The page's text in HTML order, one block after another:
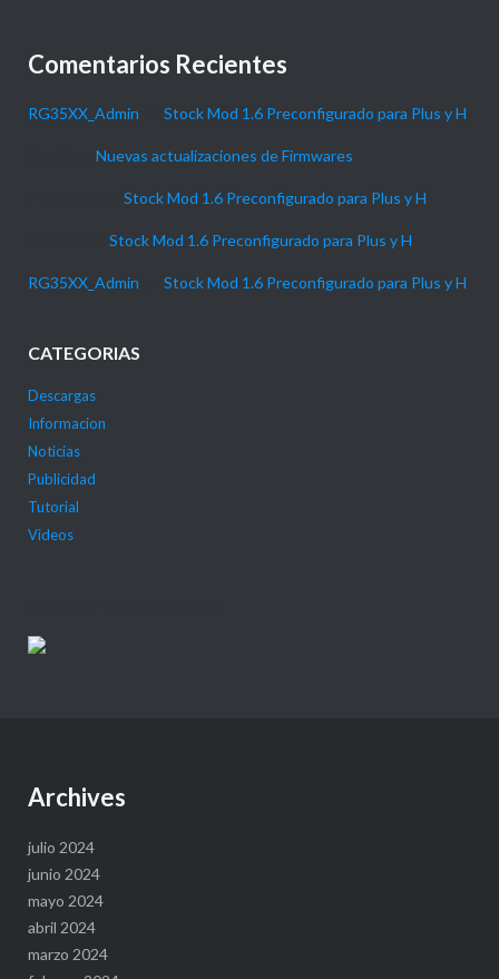
Comentarios Recientes
RG35XX_Admin Stock Mod 1.6 Preconfigurado para Plus y H
Nuevas actualizaciones de Firmwares
Stock Mod 1.6 Preconfigurado para Plus y H
Stock Mod 1.6 Preconfigurado para Plus y H
RG35XX_Admin Stock Mod 1.6 Preconfigurado para Plus y H
CATEGORIAS
Descargas
Informacion
Noticias
Publicidad
Tutorial
Videos
Archives
julio 2024
junio 2024
mayo 2024
abril 2024
marzo 2024